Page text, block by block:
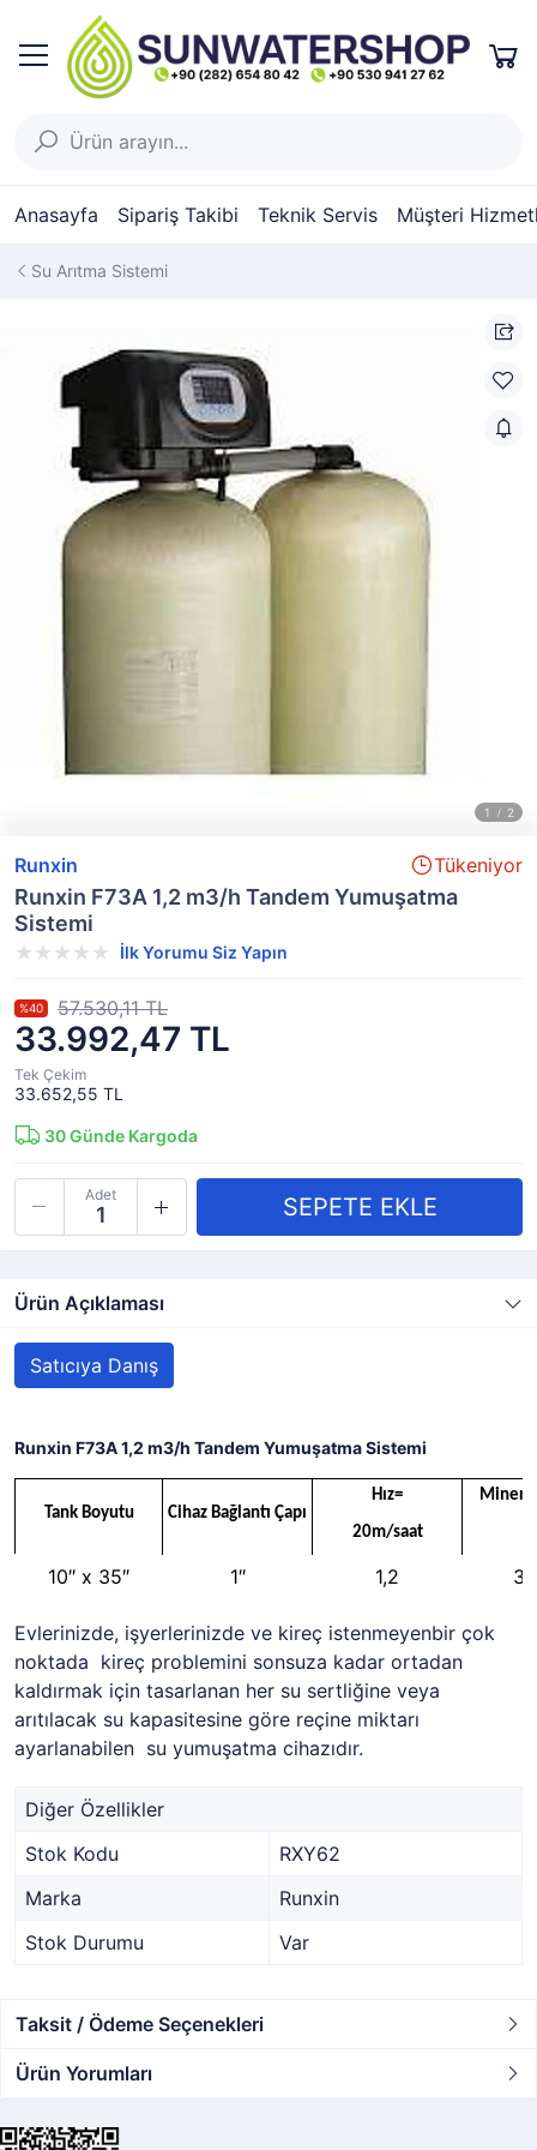
Anasayfa Sipariş Takibi Teknik Servis Müşteri
Su Arıtma Sistemi
Runxin Tükeniyor
Runxin F73A 1,2 m3/h Tandem Yumuşatma
Sistemi
İlk Yorumu Siz Yapın
33.992,47 TL
%40 57.530,11 TL
Tek Çekim
33.652,55 TL
30Günde Kargoda
Adet
Ürün Açıklaması
Satıcıya Danış
Runxin F73A 1,2 m3/h Tandem Yumuşatma Sistemi
Tank Boyutu Cihaz Bağlantı Çapı
Hız=
20m/saat
10″ x 35″ 1″ 1,2
Evlerinizde, işyerlerinizde ve kireç istenmeyenbir çok
noktada kireç problemini sonsuza kadar ortadan
kaldırmak için tasarlanan her su sertliğine veya
arıtılacak su kapasitesine göre reçine miktarı
ayarlanabilen su yumuşatma cihazıdır.
Diğer Özellikler
Stok Kodu
RXY62
Marka
Runxin
Stok Durumu
Var
Taksit / Ödeme Seçenekleri
Ürün Yorumları